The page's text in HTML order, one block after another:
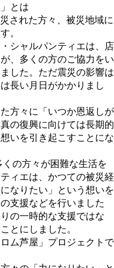
とは
された方々、被災地域に
。
シャルパンティエは、店
、多くの方のご協力をい
した。ただ震災の影響は
長い月日がかかりまし
方々に「いつか恩返しが
の復興に向けては長期的
いを引き起こすことにな
の方々が困難な生活を
ィエは、かつての被災経
なりたい」という想いを
支援などを行いました
の一時的な支援ではな
とにしました。
ム芦屋」プロジェクトで